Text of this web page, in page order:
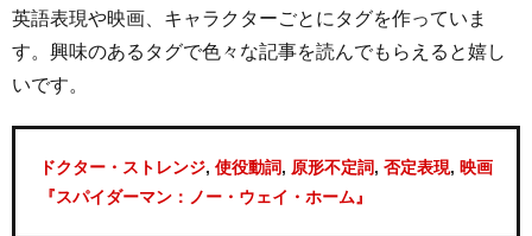
英語表現や映画、キャラクターごとにタグを作っていま
す。興味のあるタグで色々な記事を読んでもらえると嬉し
いです。
ドクター・ストレンジ, 使役動詞 , 原形不定詞 , 否定表現, 映画
『スパイダーマン：ノー・ウェイ・ホーム』